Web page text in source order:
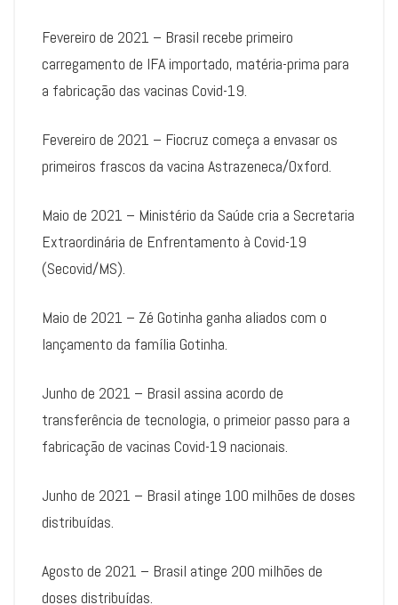
Fevereiro de 2021 – Brasil recebe primeiro
carregamento de IFA importado, matéria-prima para
a fabricação das vacinas Covid-19.
Fevereiro de 2021 – Fiocruz começa a envasar os
primeiros frascos da vacina Astrazeneca/Oxford.
Maio de 2021 – Ministério da Saúde cria a Secretaria
Extraordinária de Enfrentamento à Covid-19
(Secovid/MS).
Maio de 2021 – Zé Gotinha ganha aliados com o
lançamento da família Gotinha.
Junho de 2021 – Brasil assina acordo de
transferência de tecnologia, o primeior passo para a
fabricação de vacinas Covid-19 nacionais.
Junho de 2021 – Brasil atinge 100 milhões de doses
distribuídas.
Agosto de 2021 – Brasil atinge 200 milhões de
doses distribuídas.